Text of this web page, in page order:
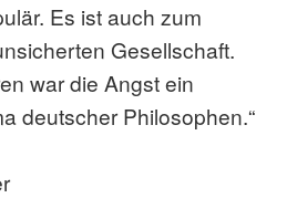
Es ist auch zum
Gesellschaft.
war die Angst ein
deutscher Philosophen.“